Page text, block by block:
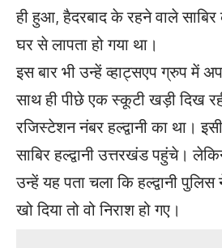
ही हुआ, हैदरबाद के रहने वाले
घर से लापता हो गया था।
इस बार भी उन्हें व्हाट्सएप ग्रुप में
साथ ही पीछे एक स्कूटी खड़ी दिख
रजिस्टेशन नंबर हल्द्वानी का था।
साबिर हल्द्वानी उत्तरखंड पहुंचे।
उन्हें यह पता चला कि हल्द्वानी
खो दिया तो वो निराश हो गए।